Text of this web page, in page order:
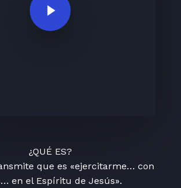
¿QUÉ ES?
que es «ejercitarme… con
en el Espíritu de Jesús».